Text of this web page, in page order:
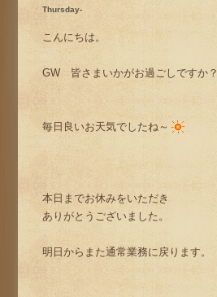
Thursday-
こんにちは。
GW 皆さまいかがお過ごしですか？
毎日良いお天気でしたね～
本日までお休みをいただき
ありがとうございました。
明日からまた通常業務に戻ります。